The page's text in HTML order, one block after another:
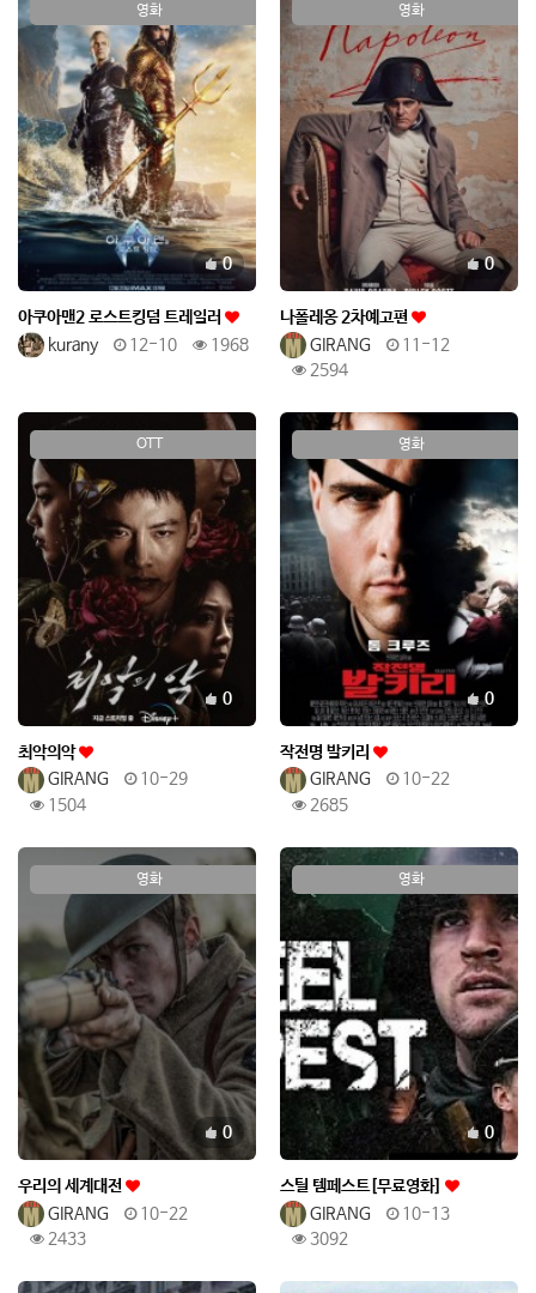
추천 0
영화
아쿠아맨2 로스트킹덤 트레일러
kurany
12-10 1968
추천 0
영화
나폴레옹 2차예고편
GIRANG
11-12
2594
추천 0
OTT
최악의악
GIRANG
10-29
1504
추천 0
영화
작전명 발키리
GIRANG
10-22
2685
추천 0
영화
우리의 세계대전
GIRANG
10-22
2433
추천 0
영화
스틸 템페스트[무료영화]
GIRANG
10-13
3092